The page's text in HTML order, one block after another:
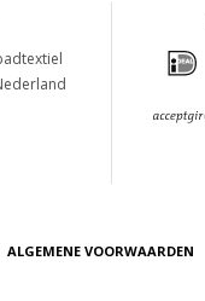
ALGEMENE VOORWAARDEN